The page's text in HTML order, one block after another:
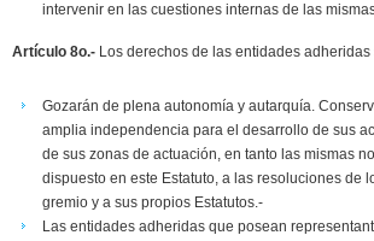
intervenir en las cuestiones internas de las
Artículo 8o.- Los derechos de las entidades adheridas
Gozarán de plena autonomía y autarquía.
amplia independencia para el desarrollo de sus
de sus zonas de actuación, en tanto las mismas
dispuesto en este Estatuto, a las resoluciones de
gremio y a sus propios Estatutos.-
Las entidades adheridas que posean